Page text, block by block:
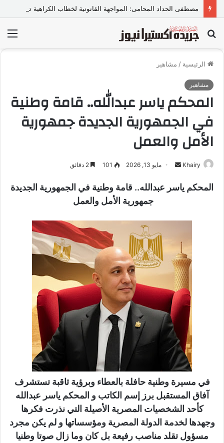
بحث
عن
الرئيسية / مشاهير
مشاهير
المحكم ياسر عبدالله.. قامة وطنية
في الجمهورية الجديدة جمهورية
الأمل والعمل
Khairy
س
ا
إ
ك
ر
و
ن
ي
ا
مايو 13, 2026 101
المحكم ياسر عبدالله.. قامة وطنية في الجمهورية الجديدة
جمهورية الأمل والعمل
في مسيرة وطنية حافلة بالعطاء وبرؤية ثاقبة تستشرف
آفاق المستقبل برز إسم الكاتب و المحكم ياسر عبدالله
كأحد الشخصيات المصرية الأصيلة التي نذرت فكرها
وجهدها لخدمة الدولة المصرية ومؤسساتها و لم يكن مجرد
مسؤول تقلد مناصب رفيعة بل كان وما زال صوتا وطنيا